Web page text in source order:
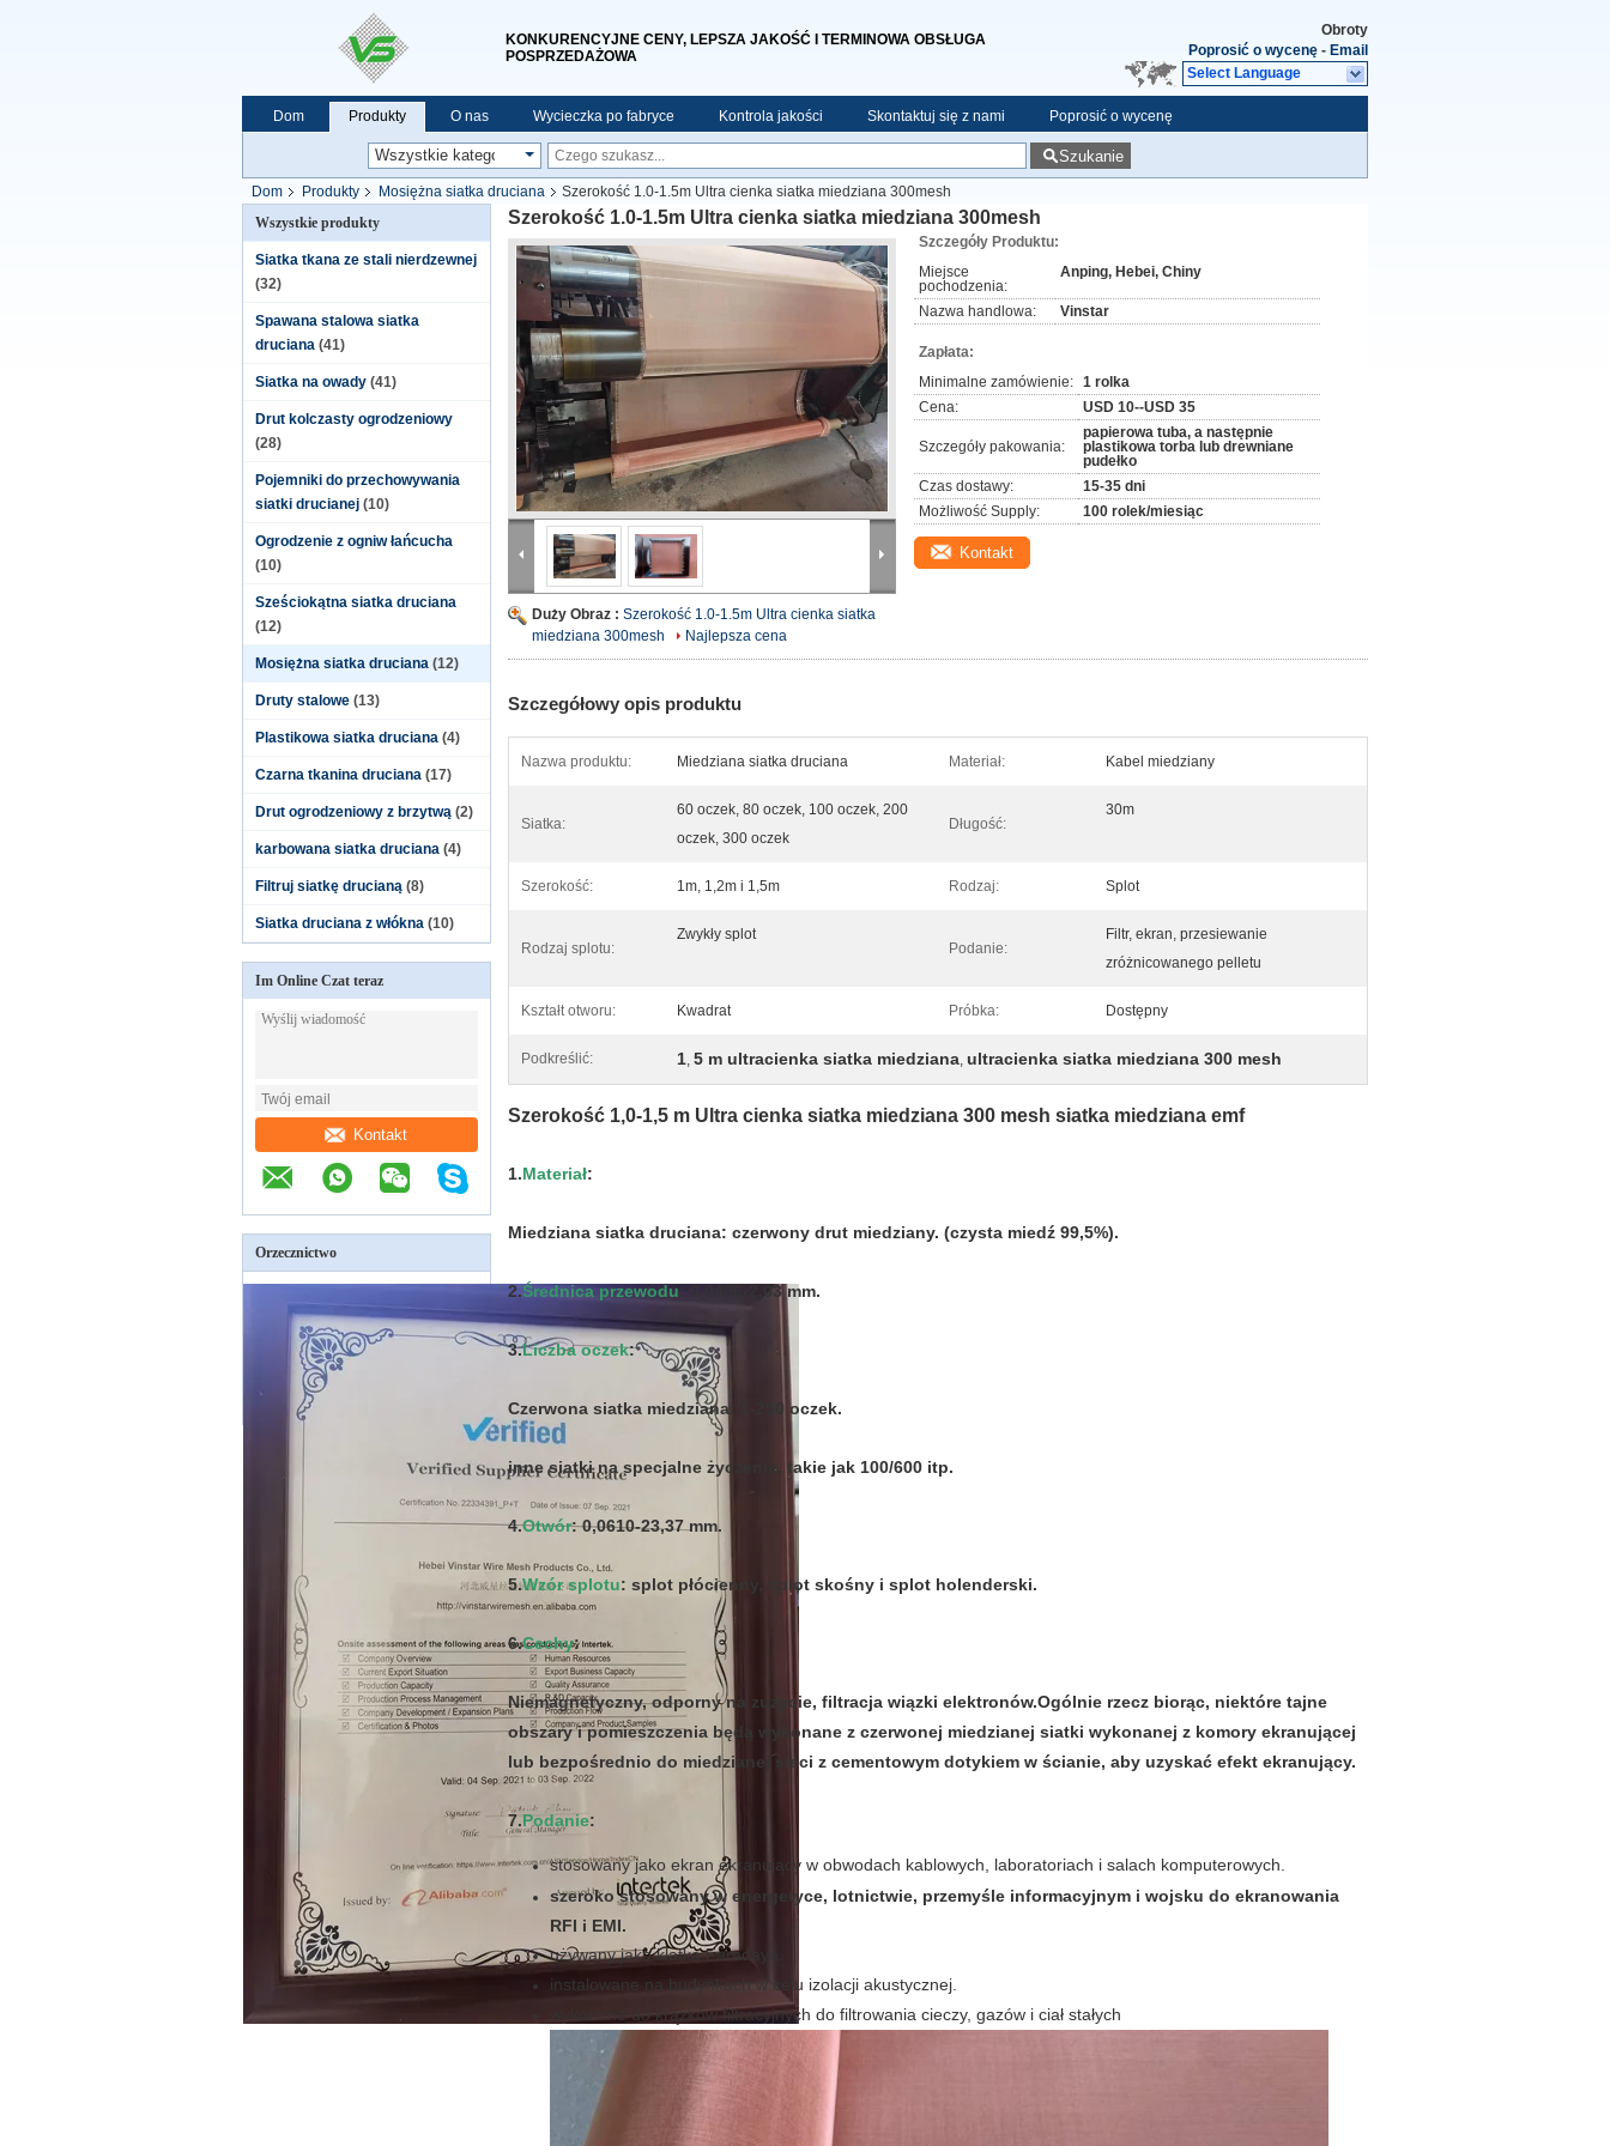
KONKURENCYJNE CENY, LEPSZA JAKOŚĆ I TERMINOWA OBSŁUGA
POSPRZEDAŻOWA
Obroty
Poprosić o wycenę - Email
Select Language
Dom Produkty O nas Wycieczka po fabryce Kontrola jakości Skontaktuj się z nami Poprosić o wycenę
Szukanie
Dom Produkty Mosiężna siatka druciana
Szerokość 1.0-1.5m Ultra cienka siatka miedziana 300mesh
Wszystkie produkty
Siatka tkana ze stali nierdzewnej
(32)
Spawana stalowa siatka
druciana (41)
Siatka na owady (41)
Drut kolczasty ogrodzeniowy
(28)
Pojemniki do przechowywania
siatki drucianej (10)
Ogrodzenie z ogniw łańcucha
(10)
Sześciokątna siatka druciana
(12)
Mosiężna siatka druciana (12)
Druty stalowe (13)
Plastikowa siatka druciana (4)
Czarna tkanina druciana (17)
Drut ogrodzeniowy z brzytwą (2)
karbowana siatka druciana (4)
Filtruj siatkę drucianą (8)
Siatka druciana z włókna (10)
Im Online Czat teraz
Kontakt
Orzecznictwo
Szerokość 1.0-1.5m Ultra cienka siatka miedziana 300mesh
Duży Obraz : Szerokość 1.0-1.5m Ultra cienka siatka
miedziana 300mesh
Najlepsza cena
Szczegóły Produktu:
Miejsce
pochodzenia:
Anping, Hebei, Chiny
Nazwa handlowa: Vinstar
Zapłata:
Minimalne zamówienie: 1 rolka
Cena:
USD 10--USD 35
Szczegóły pakowania:
papierowa tuba, a następnie
plastikowa torba lub drewniane
pudełko
Czas dostawy:
15-35 dni
Możliwość Supply:
100 rolek/miesiąc
Kontakt
Szczegółowy opis produktu
Nazwa produktu: Miedziana siatka druciana Materiał: Kabel miedziany
Siatka:
60 oczek, 80 oczek, 100 oczek, 200
oczek, 300 oczek
Długość:
30m
Szerokość: 1m, 1,2m i 1,5m Rodzaj: Splot
Rodzaj splotu:
Zwykły splot
Podanie:
Filtr, ekran, przesiewanie
zróżnicowanego pelletu
Kształt otworu: Kwadrat Próbka: Dostępny
Podkreślić: 1, 5 m ultracienka siatka miedziana, ultracienka siatka miedziana 300 mesh
Szerokość 1,0-1,5 m Ultra cienka siatka miedziana 300 mesh siatka miedziana emf
1.Materiał:
Miedziana siatka druciana: czerwony drut miedziany. (czysta miedź 99,5%).
2.Średnica przewodu : 0,0406-2,03 mm.
3.Liczba oczek:
Czerwona siatka miedziana: 1-250 oczek.
inne siatki na specjalne życzenie, takie jak 100/600 itp.
4.Otwór: 0,0610-23,37 mm.
5.Wzór splotu: splot płócienny, splot skośny i splot holenderski.
6.Cechy:
Niemagnetyczny, odporny na zużycie, filtracja wiązki elektronów.Ogólnie rzecz biorąc, niektóre tajne
obszary i pomieszczenia będą wykonane z czerwonej miedzianej siatki wykonanej z komory ekranującej
lub bezpośrednio do miedzianej sieci z cementowym dotykiem w ścianie, aby uzyskać efekt ekranujący.
7.Podanie:
stosowany jako ekran ekranujący w obwodach kablowych, laboratoriach i salach komputerowych.
szeroko stosowany w energetyce, lotnictwie, przemyśle informacyjnym i wojsku do ekranowania
RFI i EMI.
używany jako klatka Faradaya.
instalowane na budynkach w celu izolacji akustycznej.
wykonane do krążków filtracyjnych do filtrowania cieczy, gazów i ciał stałych